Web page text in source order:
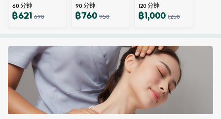
60分钟
฿621690
90分钟
฿760950
120分钟
฿1,0001,250